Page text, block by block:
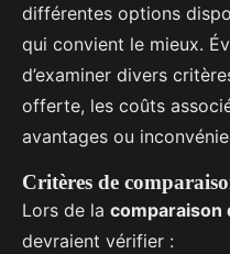
différentes options
qui convient le mieux.
d’examiner divers
offerte, les coûts
avantages ou
Critères de
Lors de la comparaison
devraient vérifier :